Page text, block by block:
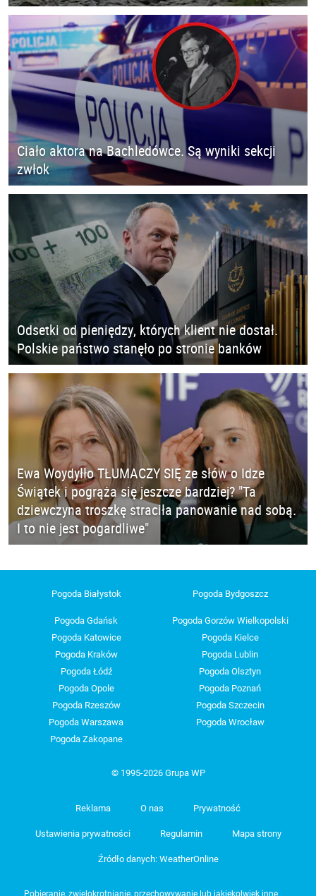
Ciało aktora na Bachledówce. Są wyniki sekcji
zwłok
Odsetki od pieniędzy, których klient nie dostał.
Polskie państwo stanęło po stronie banków
Ewa Woydyłło TŁUMACZY SIĘ ze słów o Idze
Świątek i pogrąża się jeszcze bardziej? "Ta
dziewczyna troszkę straciła panowanie nad sobą.
I to nie jest pogardliwe"
Pogoda Białystok Pogoda Bydgoszcz
Pogoda Gdańsk
Pogoda Gorzów Wielkopolski
Pogoda Katowice
Pogoda Kielce
Pogoda Kraków
Pogoda Lublin
Pogoda Łódź
Pogoda Olsztyn
Pogoda Opole
Pogoda Poznań
Pogoda Rzeszów
Pogoda Szczecin
Pogoda Warszawa
Pogoda Wrocław
Pogoda Zakopane
© 1995-2026 Grupa WP
Reklama O nas Prywatność
Ustawienia prywatności Regulamin Mapa strony
Źródło danych: WeatherOnline
Pobieranie, zwielokrotnianie, przechowywanie lub jakiekolwiek inne